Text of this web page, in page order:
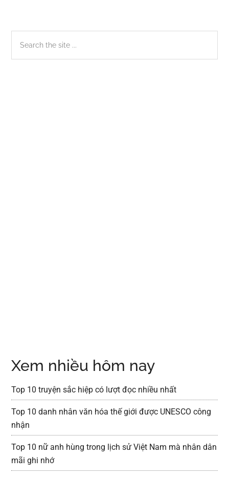
Sidebar
chính
the
Xem nhiều hôm nay
Top 10 truyện sắc hiệp có lượt đọc nhiều nhất
Top 10 danh nhân văn hóa thế giới được UNESCO công
nhận
Top 10 nữ anh hùng trong lịch sử Việt Nam mà nhân dân
mãi ghi nhớ